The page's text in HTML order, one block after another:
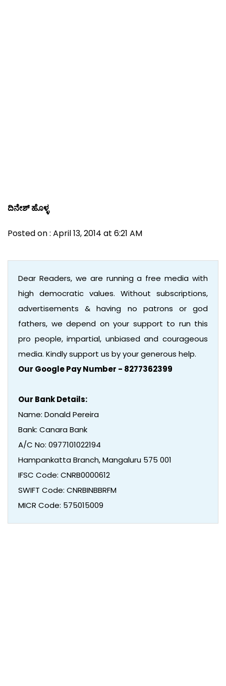
ದಿನೇಶ್ ಹೊಳ್ಳ
Posted on : April 13, 2014 at 6:21 AM
Dear Readers, we are running a free media with
high democratic values. Without subscriptions,
advertisements & having no patrons or god
fathers, we depend on your support to run this
pro people, impartial, unbiased and courageous
media. Kindly support us by your generous help.
Our Google Pay Number - 8277362399
Our Bank Details:
Name: Donald Pereira
Bank: Canara Bank
A/C No: 0977101022194
Hampankatta Branch, Mangaluru 575 001
IFSC Code: CNRB0000612
SWIFT Code: CNRBINBBRFM
MICR Code: 575015009